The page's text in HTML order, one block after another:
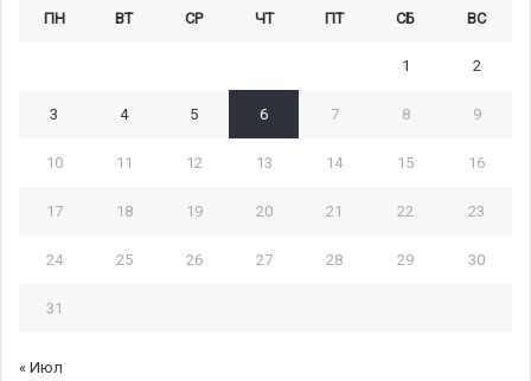
ПН ВТ СР ЧТ ПТ СБ ВС
1 2
3 4 5 6 7 8 9
10 11 12 13 14 15 16
17 18 19 20 21 22 23
24 25 26 27 28 29 30
31
« Июл